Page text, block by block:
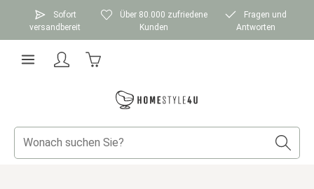
Zum Hauptinhalt springen
Sofort
versandbereit
Über 80.000 zufriedene
Kunden
Fragen und
Antworten